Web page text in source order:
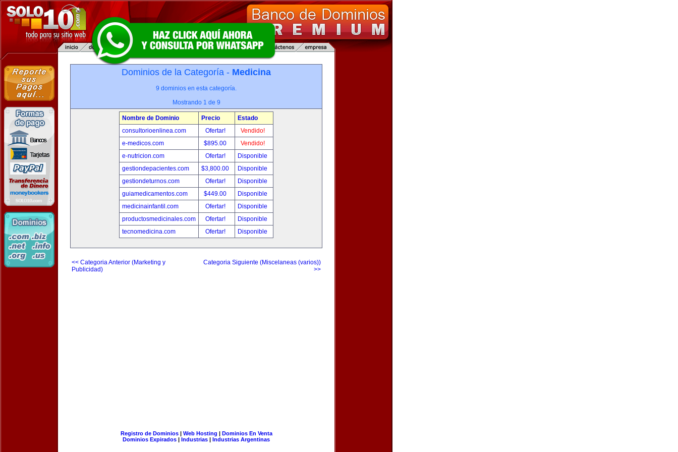
Dominios de la Categoría - Medicina
9 dominios en esta categoría.
Mostrando 1 de 9
Nombre de Dominio Precio
Estado
consultorioenlinea.com
Ofertar!
Vendido!
e-medicos.com
$895.00
Vendido!
e-nutricion.com
Ofertar!
Disponible
gestiondepacientes.com
$3,800.00
Disponible
gestiondeturnos.com
Ofertar!
Disponible
guiamedicamentos.com
$449.00
Disponible
medicinainfantil.com
Ofertar!
Disponible
productosmedicinales.com
Ofertar!
Disponible
tecnomedicina.com
Ofertar! Disponible
<< Categoria Anterior (Marketing y
Publicidad)
Categoria Siguiente (Miscelaneas (varios))
>>
Registro de Dominios| Web Hosting | Dominios En Venta
Dominios Expirados | Industrias | Industrias Argentinas